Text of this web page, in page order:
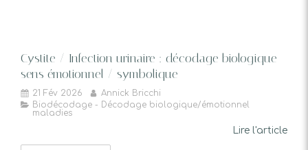
Cystite / Infection urinaire : décodage biologique -
sens émotionnel / symbolique
21 Fév 2026
Annick Bricchi
Biodécodage - Décodage biologique/émotionnel
maladies
Lire l'article